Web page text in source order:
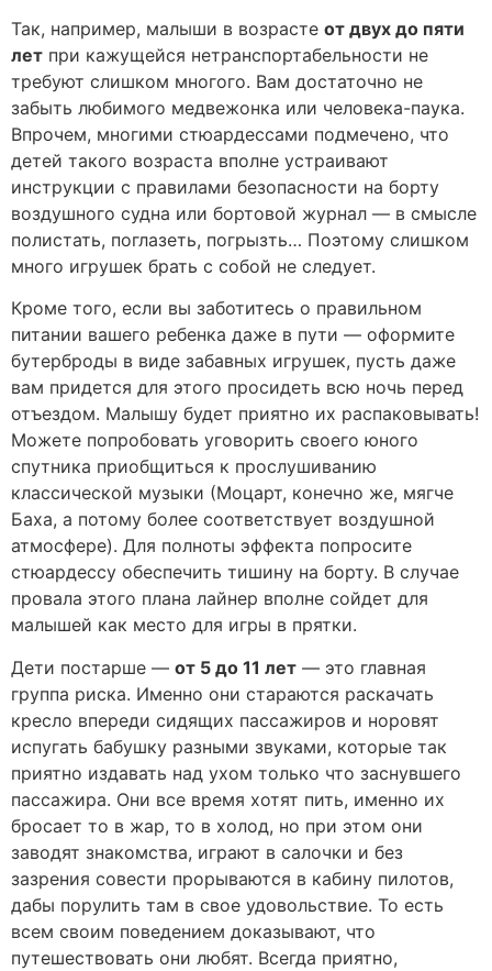
Так, например, малыши в возрасте от двух до пяти
лет при кажущейся нетранспортабельности не
требуют слишком многого. Вам достаточно не
забыть любимого медвежонка или человека-паука.
Впрочем, многими стюардессами подмечено, что
детей такого возраста вполне устраивают
инструкции с правилами безопасности на борту
воздушного судна или бортовой журнал — в смысле
полистать, поглазеть, погрызть… Поэтому слишком
много игрушек брать с собой не следует.
Кроме того, если вы заботитесь о правильном
питании вашего ребенка даже в пути — оформите
бутерброды в виде забавных игрушек, пусть даже
вам придется для этого просидеть всю ночь перед
отъездом. Малышу будет приятно их распаковывать!
Можете попробовать уговорить своего юного
спутника приобщиться к прослушиванию
классической музыки (Моцарт, конечно же, мягче
Баха, а потому более соответствует воздушной
атмосфере). Для полноты эффекта попросите
стюардессу обеспечить тишину на борту. В случае
провала этого плана лайнер вполне сойдет для
малышей как место для игры в прятки.
Дети постарше — от 5 до 11 лет — это главная
группа риска. Именно они стараются раскачать
кресло впереди сидящих пассажиров и норовят
испугать бабушку разными звуками, которые так
приятно издавать над ухом только что заснувшего
пассажира. Они все время хотят пить, именно их
бросает то в жар, то в холод, но при этом они
заводят знакомства, играют в салочки и без
зазрения совести прорываются в кабину пилотов,
дабы порулить там в свое удовольствие. То есть
всем своим поведением доказывают, что
путешествовать они любят. Всегда приятно,